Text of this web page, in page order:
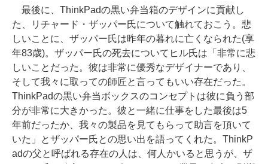
最後に、ThinkPadの黒い弁当箱のデザインに貢献し
た、リチャード・ザッパー氏について触れておこう。悲
しいことに、ザッパー氏は昨年の暮れに亡くなられた(享
年83歳)。ザッパー氏の死去についてヒル氏は「非常に悲
しいことだった。彼は非常に優秀なデザイナーであり、
そして我々に取っての師匠と言ってもいい存在だった。
ThinkPadの黒い弁当ボックスのコンセプトは彼に負う部
分が非常に大きかった。彼と一緒に仕事をした最後は5
年前だったか、我々の製品を見てもらって助言を頂いて
いた」とザッパー氏との思い出を語ってくれた。ThinkP
adの父と呼ばれる存在の人は、何人かいると思うが、ザ